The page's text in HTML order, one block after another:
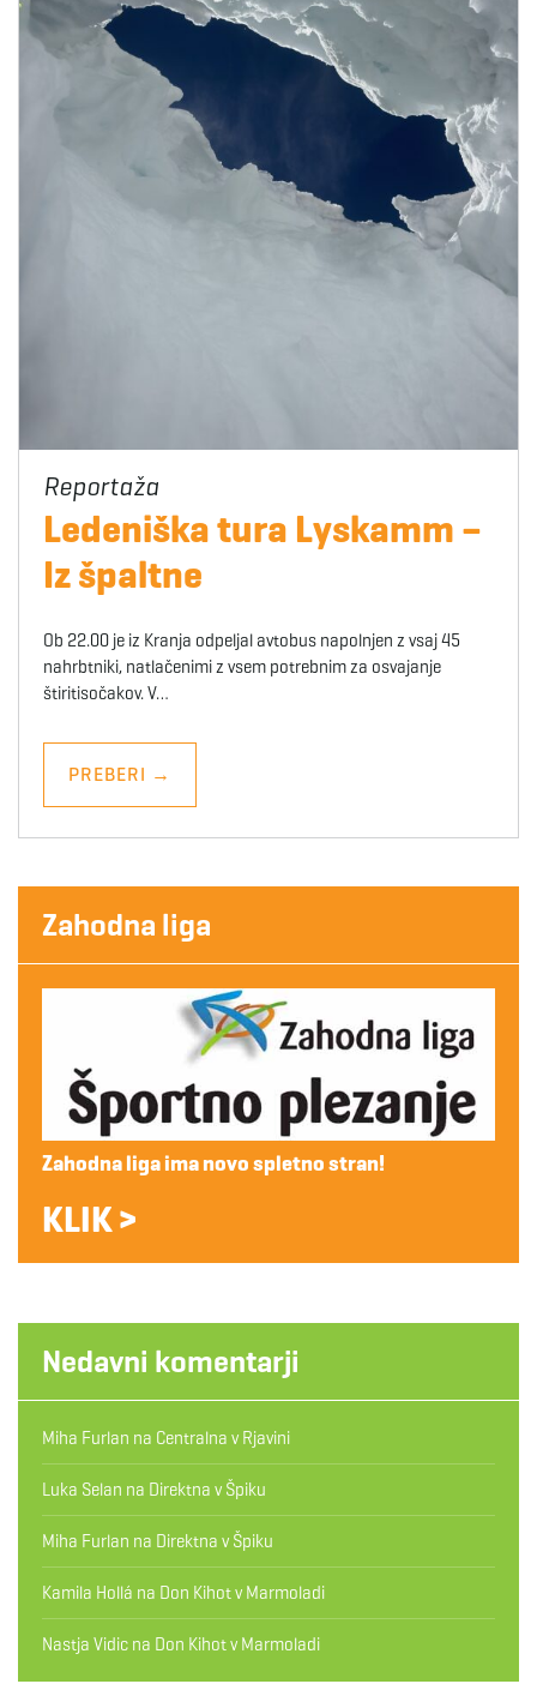
Ledeniška tura Lyskamm –
Iz špaltne
Ob 22.00 je iz Kranja odpeljal avtobus napolnjen z vsaj 45
nahrbtniki, natlačenimi z vsem potrebnim za osvajanje
štiritisočakov. V…
PREBERI →
Zahodna liga
Zahodna liga ima novo spletno stran!
KLIK >
Nedavni komentarji
Miha Furlan na Centralna v Rjavini
Luka Selan na Direktna v Špiku
Miha Furlan na Direktna v Špiku
Kamila Hollá na Don Kihot v Marmoladi
Nastja Vidic na Don Kihot v Marmoladi